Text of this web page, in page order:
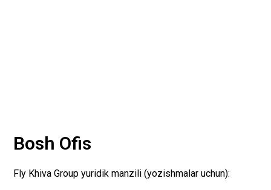
Bosh Ofis
Fly Khiva Group yuridik manzili (yozishmalar uchun):